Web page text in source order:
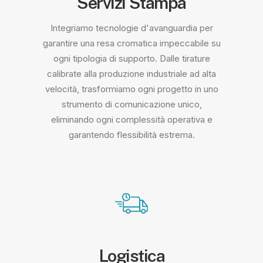
Integriamo tecnologie d'avanguardia per
garantire una resa cromatica impeccabile su
ogni tipologia di supporto. Dalle tirature
calibrate alla produzione industriale ad alta
velocità, trasformiamo ogni progetto in uno
strumento di comunicazione unico,
eliminando ogni complessità operativa e
garantendo flessibilità estrema.
Logistica